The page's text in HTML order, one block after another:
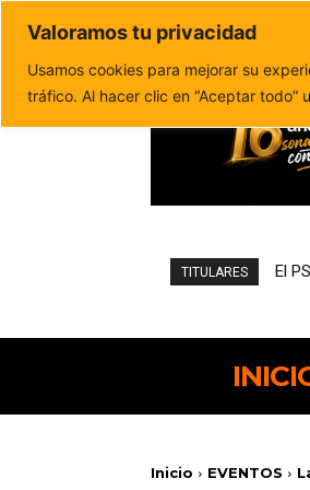
Valoramos tu privacidad
Usamos cookies para mejorar su
tráfico. Al hacer clic en “Aceptar todo”
Política de privacidad
TITULARES El
Inicio EVENTOS